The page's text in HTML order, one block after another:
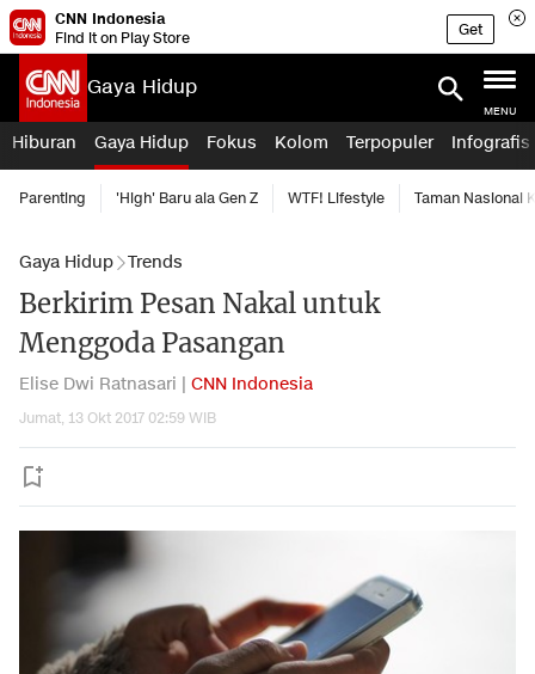
CNN Indonesia
Find it on Play Store
Get
Gaya Hidup
MENU
Hiburan Gaya Hidup Fokus Kolom Terpopuler Infografis
Parenting 'High' Baru ala Gen Z WTF! Lifestyle Taman Nasional
Gaya Hidup Trends
Berkirim Pesan Nakal untuk
Menggoda Pasangan
Elise Dwi Ratnasari | CNN Indonesia
Jumat, 13 Okt 2017 02:59 WIB